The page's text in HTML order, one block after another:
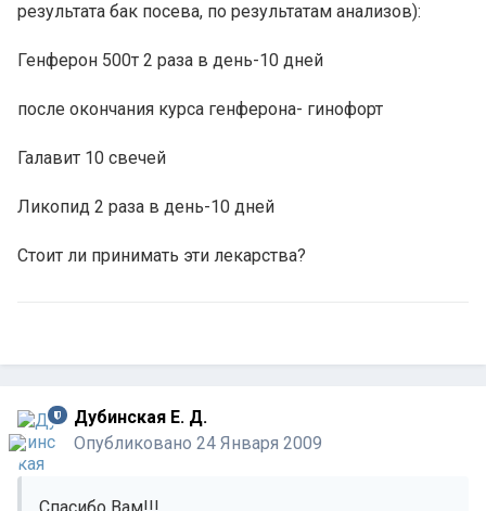
результата бак посева, по результатам анализов):
Генферон 500т 2 раза в день-10 дней
после окончания курса генферона- гинофорт
Галавит 10 свечей
Ликопид 2 раза в день-10 дней
Стоит ли принимать эти лекарства?
Дубинская Е. Д.
Опубликовано 24 Января 2009